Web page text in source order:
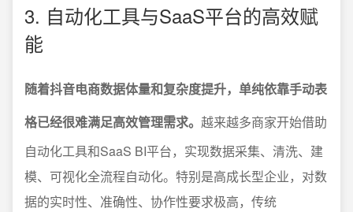
3. 自动化工具与SaaS平台的高效赋
能
随着抖音电商数据体量和复杂度提升，单纯依靠手动表
格已经很难满足高效管理需求。 越来越多商家开始借助
自动化工具和SaaS BI平台，实现数据采集、清洗、建
模、可视化全流程自动化。特别是高成长型企业，对数
据的实时性、准确性、协作性要求极高，传统